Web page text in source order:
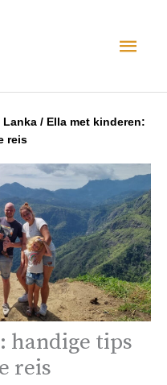
Lanka / Ella met kinderen:
reis
handige tips
reis